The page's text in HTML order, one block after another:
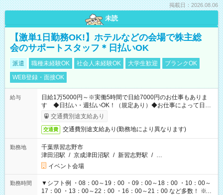
掲載日：2026.08.06
未読
【激単1日勤務OK!】ホテルなどの会場で株主総
会のサポートスタッフ＊日払いOK
派遣 職種未経験OK 社会人未経験OK 大学生歓迎
ブランクOK
WEB登録・面接OK
給与
日給1万5000円～※実働5時間で日給7000円のお仕事もありま
す ◆日払い・週払いOK！（規定あり）◆お仕事によって日給
も異なります
交通費別途支給あり
交通費 交通費別途支給あり(勤務地により異なります)
勤務地
千葉県習志野市
津田沼駅 / 京成津田沼駅 / 新習志野駅 / …
イベント会場
勤務時間
▼シフト例 ・08：00～19：00 ・09：00～18：00 ・10：00～
17：00 ・13：00～22：00 ・16：00～21：00 など多数！ ※お